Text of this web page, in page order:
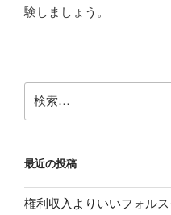
験しましょう。
索:
最近の投稿
権利収入よりいいフォル